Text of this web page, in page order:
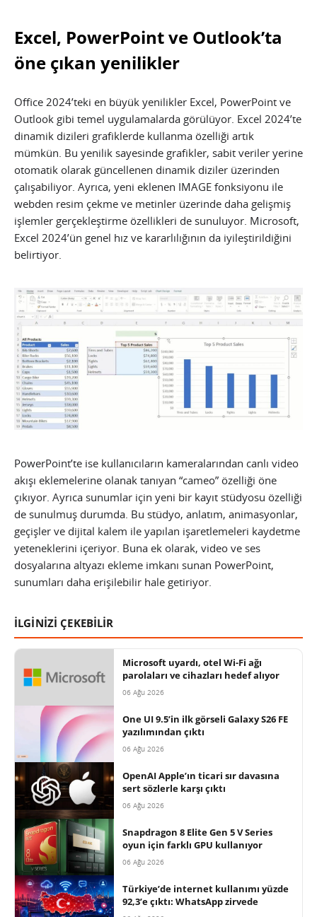
Excel, PowerPoint ve Outlook’ta
öne çıkan yenilikler
Office 2024’teki en büyük yenilikler Excel, PowerPoint ve
Outlook gibi temel uygulamalarda görülüyor. Excel 2024’te
dinamik dizileri grafiklerde kullanma özelliği artık
mümkün. Bu yenilik sayesinde grafikler, sabit veriler yerine
otomatik olarak güncellenen dinamik diziler üzerinden
çalışabiliyor. Ayrıca, yeni eklenen IMAGE fonksiyonu ile
webden resim çekme ve metinler üzerinde daha gelişmiş
işlemler gerçekleştirme özellikleri de sunuluyor. Microsoft,
Excel 2024’ün genel hız ve kararlılığının da iyileştirildiğini
belirtiyor.
PowerPoint’te ise kullanıcıların kameralarından canlı video
akışı eklemelerine olanak tanıyan “cameo” özelliği öne
çıkıyor. Ayrıca sunumlar için yeni bir kayıt stüdyosu özelliği
de sunulmuş durumda. Bu stüdyo, anlatım, animasyonlar,
geçişler ve dijital kalem ile yapılan işaretlemeleri kaydetme
yeteneklerini içeriyor. Buna ek olarak, video ve ses
dosyalarına altyazı ekleme imkanı sunan PowerPoint,
sunumları daha erişilebilir hale getiriyor.
İLGİNİZİ ÇEKEBİLİR
Microsoft uyardı, otel Wi-Fi ağı
parolaları ve cihazları hedef alıyor
06 Ağu 2026
One UI 9.5’in ilk görseli Galaxy S26 FE
yazılımından çıktı
06 Ağu 2026
OpenAI Apple’ın ticari sır davasına
sert sözlerle karşı çıktı
06 Ağu 2026
Snapdragon 8 Elite Gen 5 V Series
oyun için farklı GPU kullanıyor
06 Ağu 2026
Türkiye’de internet kullanımı yüzde
92,3’e çıktı: WhatsApp zirvede